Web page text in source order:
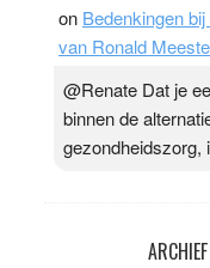
on Bedenkingen
van Ronald
@Renate Dat je
binnen de
gezondheidszorg,